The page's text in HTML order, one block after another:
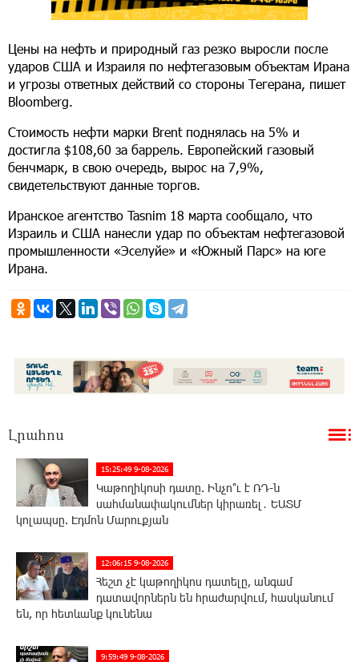
Цены на нефть и природный газ резко выросли после
ударов США и Израиля по нефтегазовым объектам Ирана
и угрозы ответных действий со стороны Тегерана, пишет
Bloomberg.
Стоимость нефти марки Brent поднялась на 5% и
достигла $108,60 за баррель. Европейский газовый
бенчмарк, в свою очередь, вырос на 7,9%,
свидетельствуют данные торгов.
Иранское агентство Tasnim 18 марта сообщало, что
Израиль и США нанесли удар по объектам нефтегазовой
промышленности «Эселуйе» и «Южный Парс» на юге
Ирана.
Լրահոս
15:25:49 9-08-2026
Կաթողիկոսի դատը. Ինչո՞ւ է ՌԴ-ն
սահմանափակումներ կիրառել․ ԵԱՏՄ
կոլապսը. Էդմոն Մարուքյան
12:06:15 9-08-2026
Հեշտ չէ կաթողիկոս դատելը, անգամ
դատավորներն են հրաժարվում, հասկանում
են, որ հետևանք կունենա
9:59:49 9-08-2026